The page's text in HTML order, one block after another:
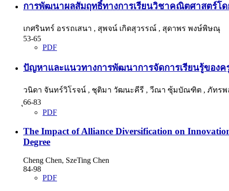
การพัฒนาผลสัมฤทธิ์ทางการเรียนวิชาคณิตศาสตร์โด
เกศรินทร์ อรรถเสนา , สุพจน์ เกิดสุวรรณ์ , สุดาพร พงษ์พิษณุ
53-65
PDF
ปัญหาและแนวทางการพัฒนาการจัดการเรียนรู้ของค
วนิดา จันทร์วิโรจน์ , ชุติมา วัฒนะคีรี , วีณา ซุ้มบัณฑิต , ภัทร
ุ66-83
PDF
The Impact of Alliance Diversification on
Degree
Cheng Chen, SzeTing Chen
84-98
PDF